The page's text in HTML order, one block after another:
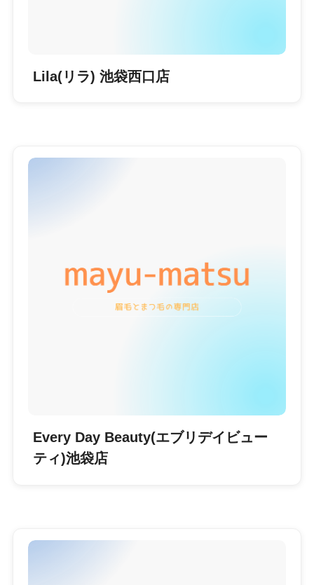
Lila(リラ) 池袋西口店
Every Day Beauty(エブリデイビュー
ティ)池袋店